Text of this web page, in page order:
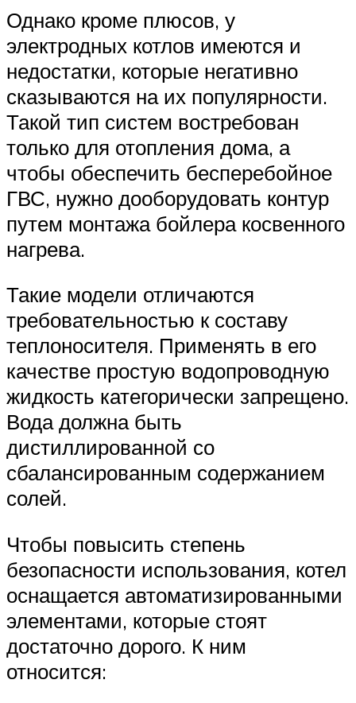
Однако кроме плюсов, у
электродных котлов имеются и
недостатки, которые негативно
сказываются на их популярности.
Такой тип систем востребован
только для отопления дома, а
чтобы обеспечить бесперебойное
ГВС, нужно дооборудовать контур
путем монтажа бойлера косвенного
нагрева.
Такие модели отличаются
требовательностью к составу
теплоносителя. Применять в его
качестве простую водопроводную
жидкость категорически запрещено.
Вода должна быть
дистиллированной со
сбалансированным содержанием
солей.
Чтобы повысить степень
безопасности использования, котел
оснащается автоматизированными
элементами, которые стоят
достаточно дорого. К ним
относится: